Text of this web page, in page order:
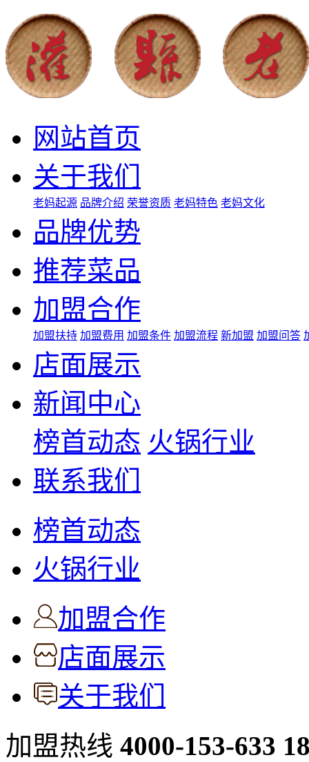
网站首页
关于我们
老妈起源 品牌介绍 荣誉资质 老妈特色 老妈文化
品牌优势
推荐菜品
加盟合作
加盟扶持 加盟费用 加盟条件 加盟流程 新加盟 加盟问答
店面展示
新闻中心
榜首动态 火锅行业
联系我们
榜首动态
火锅行业
加盟合作
店面展示
关于我们
加盟热线 4000-153-633